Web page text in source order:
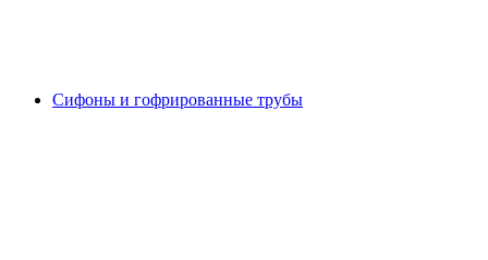
Сифоны и гофрированные трубы